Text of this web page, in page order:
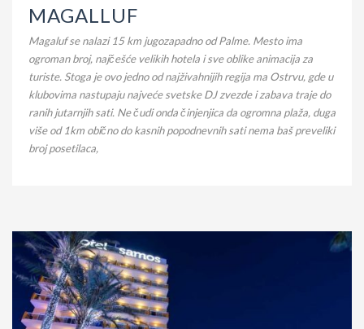
MAGALLUF
Magaluf se nalazi 15 km jugozapadno od Palme. Mesto ima
ogroman broj, najčešće velikih hotela i sve oblike animacija za
turiste. Stoga je ovo jedno od najživahnijih regija ma Ostrvu, gde u
klubovima nastupaju najveće svetske DJ zvezde i zabava traje do
ranih jutarnjih sati. Ne čudi onda činjenjica da ogromna plaža, duga
više od 1km obično do kasnih popodnevnih sati nema baš preveliki
broj posetilaca,